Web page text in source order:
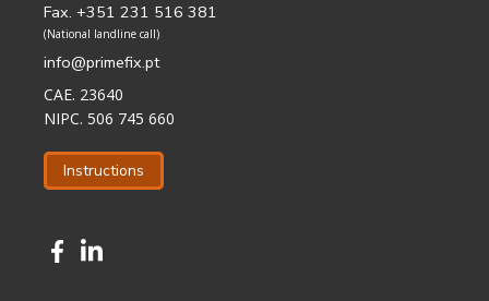
Fax. +351 231 516 381
(National landline call)
info@primefix.pt
CAE. 23640
NIPC. 506 745 660
Instructions